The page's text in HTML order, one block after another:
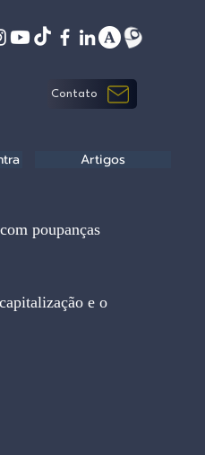
Contato
poupanças
e o
Artigos